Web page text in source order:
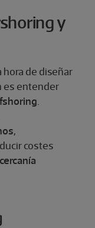
y
hora de diseñar
es entender
.
,
costes
cercanía